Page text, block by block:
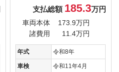
支払総額 185.3万円
車両本体
173.9万円
諸費用
11.4万円
年式 令和8年
車検 令和11年4月